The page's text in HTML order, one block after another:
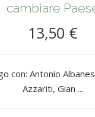
cambiare
13,50 €
con: Antonio
Azzariti, Gian ...